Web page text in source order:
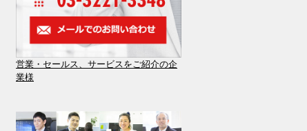
営業・セールス、サービスをご紹介の企
業様